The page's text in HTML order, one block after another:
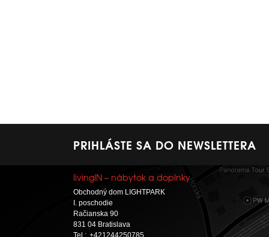
PRIHLÁSTE SA DO NEWSLETTERA
livingIN – nábytok a doplnky
Obchodný dom LIGHTPARK
I. poschodie
Račianska 90
831 04 Bratislava
Tel.: +421244250785